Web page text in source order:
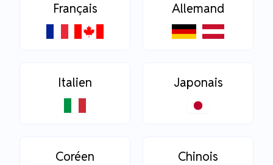
Français Allemand
Italien Japonais
Coréen Chinois